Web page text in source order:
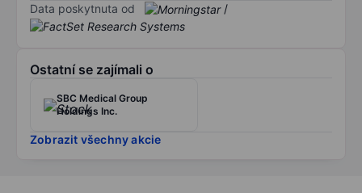
Data poskytnuta od /
Ostatní se zajímali o
SBC Medical Group
Holdings Inc.
Zobrazit všechny akcie